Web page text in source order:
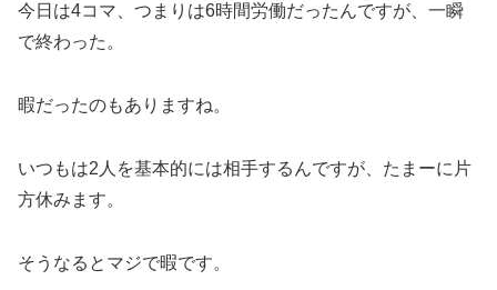
今日は4コマ、つまりは6時間労働だったんですが、一瞬
で終わった。
暇だったのもありますね。
いつもは2人を基本的には相手するんですが、たまーに片
方休みます。
そうなるとマジで暇です。